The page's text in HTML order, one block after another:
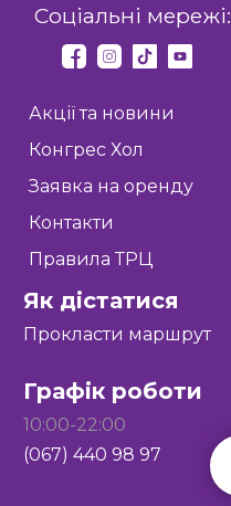
Соціальні мережі:
Акції та новини
Конгрес Хол
Заявка на оренду
Контакти
Правила ТРЦ
Як дістатися
Прокласти маршрут
Графік роботи
10:00-22:00
(067) 440 98 97